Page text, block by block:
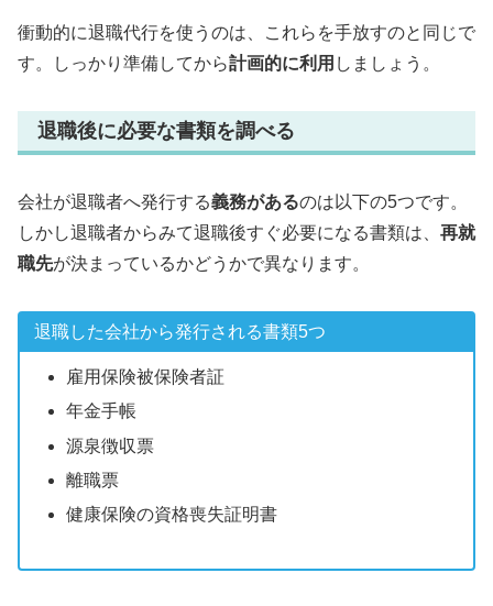
衝動的に退職代行を使うのは、これらを手放すのと同じで
す。しっかり準備してから計画的に利用 しましょう。
退職後に必要な書類を調べる
会社が退職者へ発行する義務があるのは以下の5つです。
しかし退職者からみて退職後すぐ必要になる書類は、 再就
職先が決まっているかどうかで異なります。
退職した会社から発行される書類5つ
雇用保険被保険者証
年金手帳
源泉徴収票
離職票
健康保険の資格喪失証明書